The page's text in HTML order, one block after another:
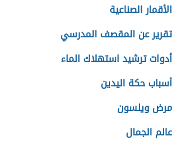
الأقمار الصناعية
تقرير عن المقصف المدرسي
أدوات ترشيد استهلاك الماء
أسباب حكة اليدين
مرض ويلسون
عالم الجمال